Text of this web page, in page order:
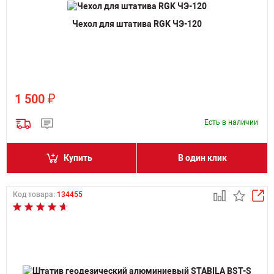
Чехол для штатива RGK ЧЭ-120
1 500 ₽
Есть в наличии
Купить В один клик
Код товара: 134455